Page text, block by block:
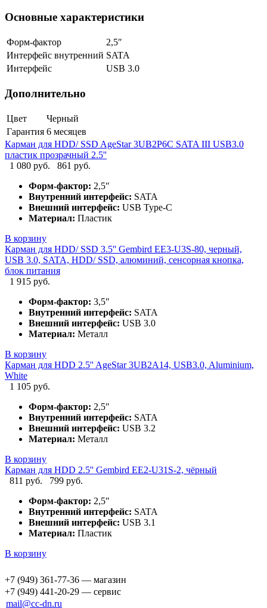
Основные характеристики
Форм-фактор
2,5″
Интерфейс внутренний SATA
Интерфейс
USB 3.0
Дополнительно
Цвет
Черный
Гарантия 6 месяцев
Карман для HDD/ SSD AgeStar 3UB2P6C SATA III USB3.0
пластик прозрачный 2.5''
1 080 руб.
861 руб.
Форм-фактор: 2,5″
Внутренний интерфейс: SATA
Внешний интерфейс: USB Type-C
Материал: Пластик
В корзину
Карман для HDD/ SSD 3.5'' Gembird EE3-U3S-80, черный,
USB 3.0, SATA, HDD/ SSD, алюминий, сенсорная кнопка,
блок питания
1 915 руб.
Форм-фактор: 3,5″
Внутренний интерфейс: SATA
Внешний интерфейс: USB 3.0
Материал: Металл
В корзину
Карман для HDD 2.5'' AgeStar 3UB2A14, USB3.0, Aluminium,
White
1 105 руб.
Форм-фактор: 2,5″
Внутренний интерфейс: SATA
Внешний интерфейс: USB 3.2
Материал: Металл
В корзину
Карман для HDD 2.5'' Gembird EE2-U31S-2, чёрный
811 руб.
799 руб.
Форм-фактор: 2,5″
Внутренний интерфейс: SATA
Внешний интерфейс: USB 3.1
Материал: Пластик
В корзину
+7 (949) 361-77-36 — магазин
+7 (949) 441-20-29 — сервис
mail@cc-dn.ru